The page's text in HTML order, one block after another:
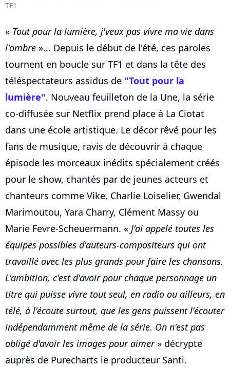
TF1
« Tout pour la lumière, j'veux pas vivre ma vie dans
l'ombre »... Depuis le début de l'été, ces paroles
tournent en boucle sur TF1 et dans la tête des
téléspectateurs assidus de "Tout pour la
lumière". Nouveau feuilleton de la Une, la série
co-diffusée sur Netflix prend place à La Ciotat
dans une école artistique. Le décor rêvé pour les
fans de musique, ravis de découvrir à chaque
épisode les morceaux inédits spécialement créés
pour le show, chantés par de jeunes acteurs et
chanteurs comme Vike, Charlie Loiselier, Gwendal
Marimoutou, Yara Charry, Clément Massy ou
Marie Fevre-Scheuermann. « J'ai appelé toutes les
équipes possibles d'auteurs-compositeurs qui ont
travaillé avec les plus grands pour faire les chansons.
L'ambition, c'est d'avoir pour chaque personnage un
titre qui puisse vivre tout seul, en radio ou ailleurs, en
télé, à l'écoute surtout, que les gens puissent l'écouter
indépendamment même de la série. On n'est pas
obligé d'avoir les images pour aimer» décrypte
auprès de Purecharts le producteur Santi.